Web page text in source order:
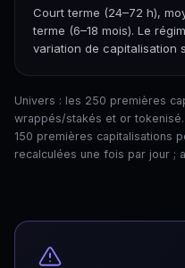
Court terme (24–72 h),
terme (6–18 mois). Le
variation de capitalisation
Univers : les 250 premières
wrappés/stakés et or
150 premières capitalisations
recalculées une fois par jour ;